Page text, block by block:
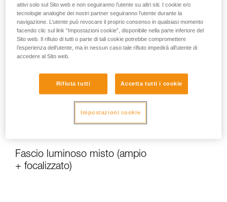
Diffonde una luce di prossimità omogenea
richiedono pochi spostamenti rapidi.
campeggio, bricolage, utilizzi urbani,
emergenza, lettura...
Fascio luminoso misto (ampio
+ focalizzato)
attivi solo sul Sito web e non seguiranno l’utente su altri siti. I cookie e/o
tecnologie analoghe dei nostri partner seguiranno l’utente durante la
navigazione. L’utente può revocare il proprio consenso in qualsiasi momento
facendo clic sul link “Impostazioni cookie”, disponibile nella parte inferiore del
Sito web. Il rifiuto di tutti o parte di tali cookie potrebbe compromettere
l’esperienza dell’utente, ma in nessun caso tale rifiuto impedirà all’utente di
accedere al Sito web.
Rifiuta tutti Accetta tutti i cookie
Impostazioni cookie